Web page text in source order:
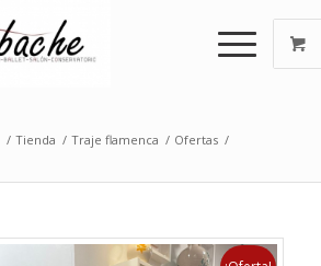
/ Tienda / Traje flamenca / Ofertas /